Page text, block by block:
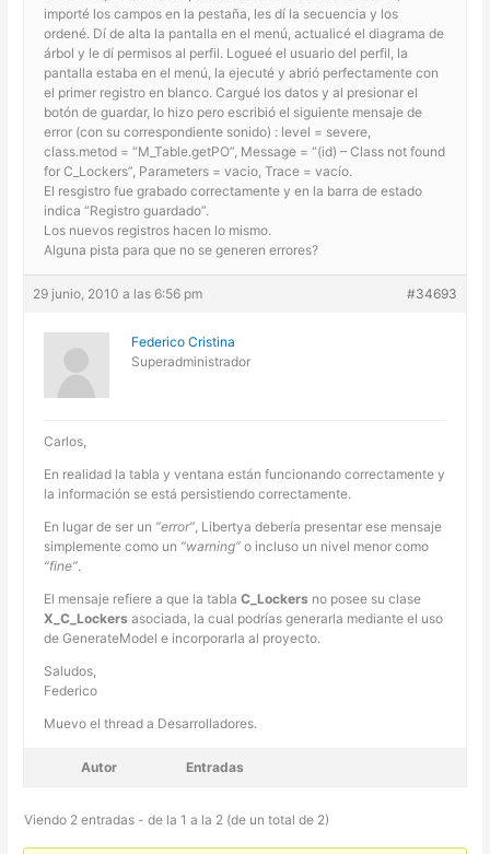
importé los campos en la pestaña, les dí la secuencia y los
ordené. Dí de alta la pantalla en el menú, actualicé el diagrama de
árbol y le dí permisos al perfil. Logueé el usuario del perfil, la
pantalla estaba en el menú, la ejecuté y abrió perfectamente con
el primer registro en blanco. Cargué los datos y al presionar el
botón de guardar, lo hizo pero escribió el siguiente mensaje de
error (con su correspondiente sonido) : level = severe,
class.metod = “M_Table.getPO”, Message = “(id) – Class not found
for C_Lockers”, Parameters = vacio, Trace = vacío.
El resgistro fue grabado correctamente y en la barra de estado
indica “Registro guardado”.
Los nuevos registros hacen lo mismo.
Alguna pista para que no se generen errores?
29 junio, 2010 a las 6:56 pm #34693
Federico Cristina
Superadministrador
Carlos,
En realidad la tabla y ventana están funcionando correctamente y
la información se está persistiendo correctamente.
En lugar de ser un “error” , Libertya debería presentar ese mensaje
simplemente como un “warning” o incluso un nivel menor como
“fine”.
El mensaje refiere a que la tablaC_Lockers no posee su clase
X_C_Lockers asociada, la cual podrías generarla mediante el uso
de GenerateModel e incorporarla al proyecto.
Saludos,
Federico
Muevo el thread a Desarrolladores.
Autor Entradas
Viendo 2 entradas - de la 1 a la 2 (de un total de 2)